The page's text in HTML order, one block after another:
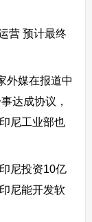
营 预计最终
外媒在报道中
达成协议，
尼工业部也
尼投资10亿
尼能开发软